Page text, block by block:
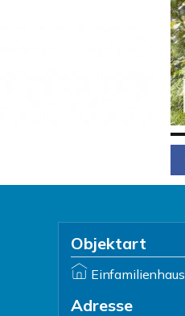
Objektart
Einfamilienhaus
Adresse